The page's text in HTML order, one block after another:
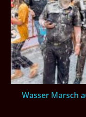
Wasser Marsch